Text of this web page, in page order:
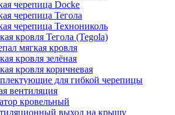
черепица Docke
черепица Тегола
черепица Технониколь
кровля Тегола (Tegola)
мягкая кровля
кровля зелёная
кровля коричневая
для гибкой черепицы
вентиляция
кровельный
выход на крышу